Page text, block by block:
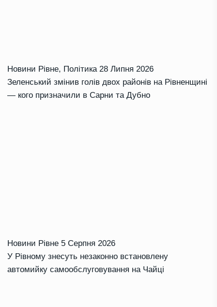
Новини Рівне, Політика 28 Липня 2026
Зеленський змінив голів двох районів на Рівненщині
— кого призначили в Сарни та Дубно
Новини Рівне 5 Серпня 2026
У Рівному знесуть незаконно встановлену
автомийку самообслуговування на Чайці